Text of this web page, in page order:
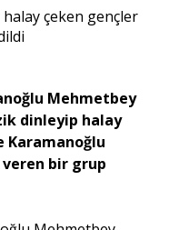
Mehmetbey
dinleyip halay
Karamanoğlu
veren bir grup